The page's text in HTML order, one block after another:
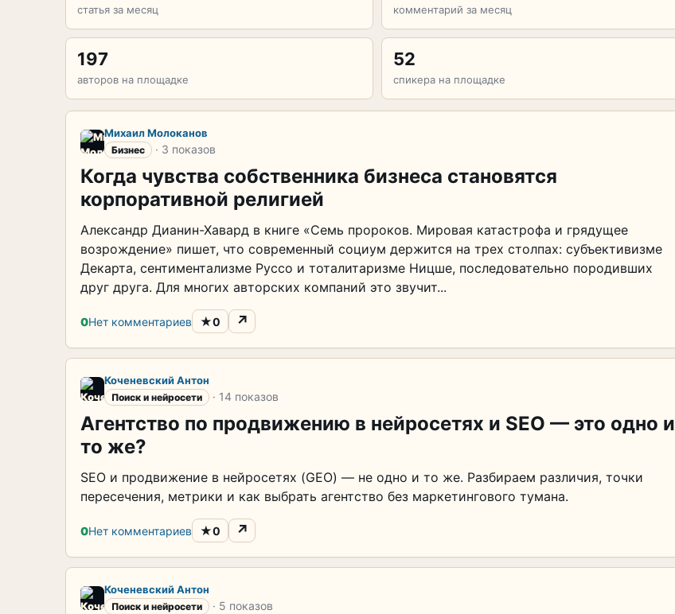
статья за месяц комментарий за месяц
197
авторов на площадке
52
спикера на площадке
Михаил Молоканов
Бизнес · 3 показов
Когда чувства собственника бизнеса становятся
корпоративной религией
Александр Дианин-Хавард в книге «Семь пророков. Мировая катастрофа и грядущее
возрождение» пишет, что современный социум держится на трех столпах: субъективизме
Декарта, сентиментализме Руссо и тоталитаризме Ницше, последовательно породивших
друг друга. Для многих авторских компаний это звучит...
0Нет комментариев ★0 ↗
Коченевский Антон
Поиск и нейросети · 14 показов
Агентство по продвижению в нейросетях и SEO — это одно и
то же?
SEO и продвижение в нейросетях (GEO) — не одно и то же. Разбираем различия, точки
пересечения, метрики и как выбрать агентство без маркетингового тумана.
0Нет комментариев ★0 ↗
Коченевский Антон
Поиск и нейросети · 5 показов